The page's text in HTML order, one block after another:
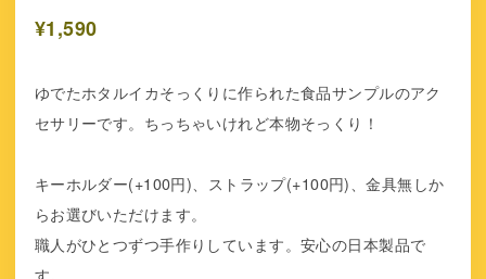
¥1,590
ゆでたホタルイカそっくりに作られた食品サンプルのアク
セサリーです。ちっちゃいけれど本物そっくり！
キーホルダー(+100円)、ストラップ(+100円)、金具無しか
らお選びいただけます。
職人がひとつずつ手作りしています。安心の日本製品で
す。